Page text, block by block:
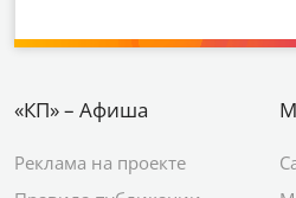
«КП» – Афиша
Реклама на проекте